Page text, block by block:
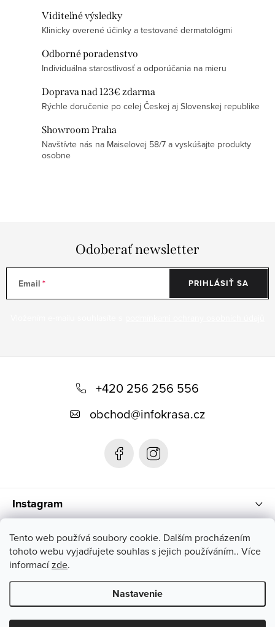
Tento web používá soubory cookie. Dalším procházením
tohoto webu vyjadřujete souhlas s jejich používáním.. Více
informacízde.
Nastavenie
Viditeľné výsledky
Klinicky overené účinky a testované dermatológmi
Odborné poradenstvo
Individuálna starostlivosť a odporúčania na mieru
Doprava nad 123€ zdarma
Rýchle doručenie po celej Českej aj Slovenskej republike
Showroom Praha
Navštívte nás na Maiselovej 58/7 a vyskúšajte produkty
osobne
Odoberať newsletter
Email PRIHLÁSIŤ SA
Instagram
+420 256 256 556
obchod@infokrasa.cz
Informácie pre vás
Copyright 2026INFOKRÁSA. Všetky práva vyhradené.